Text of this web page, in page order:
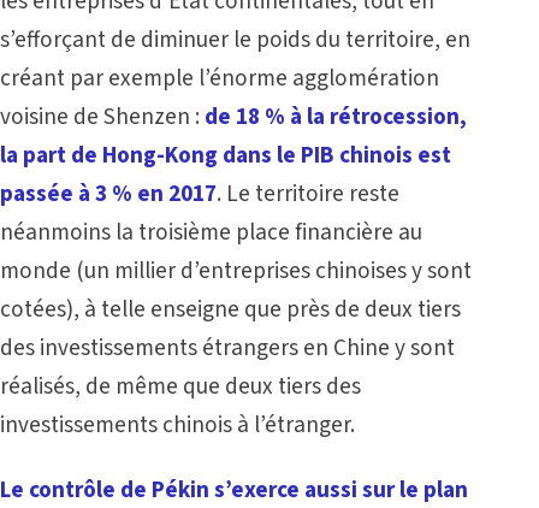
s’efforçant de diminuer le poids du territoire, en
créant par exemple l’énorme agglomération
voisine de Shenzen : de 18 % à la rétrocession,
la part de Hong-Kong dans le PIB chinois est
passée à 3 % en 2017. Le territoire reste
néanmoins la troisième place financière au
monde (un millier d’entreprises chinoises y sont
cotées), à telle enseigne que près de deux tiers
des investissements étrangers en Chine y sont
réalisés, de même que deux tiers des
investissements chinois à l’étranger.
Le contrôle de Pékin s’exerce aussi sur le plan